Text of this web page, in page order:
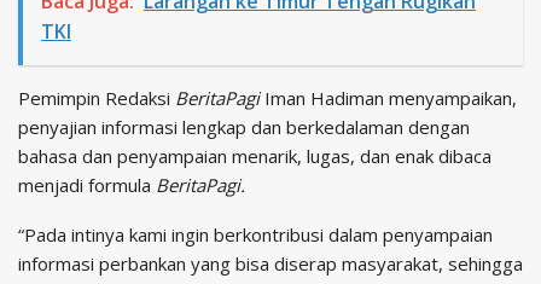
TKI
Pemimpin Redaksi BeritaPagiIman Hadiman menyampaikan,
penyajian informasi lengkap dan berkedalaman dengan
bahasa dan penyampaian menarik, lugas, dan enak dibaca
menjadi formula BeritaPagi.
“Pada intinya kami ingin berkontribusi dalam penyampaian
informasi perbankan yang bisa diserap masyarakat, sehingga